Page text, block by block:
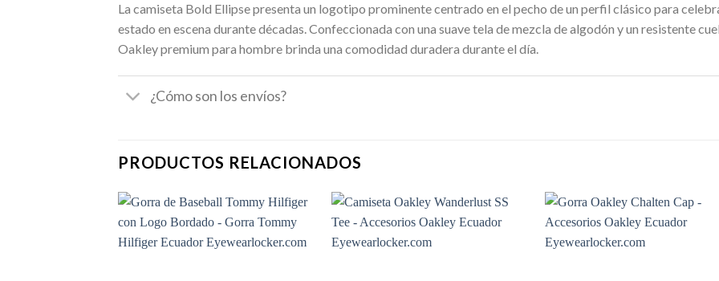
La camiseta Bold Ellipse presenta un logotipo prominente centrado en el pecho de un perfil clásico para
estado en escena durante décadas. Confeccionada con una suave tela de mezcla de algodón y un resistente
Oakley premium para hombre brinda una comodidad duradera durante el día.
¿Cómo son los envíos?
PRODUCTOS RELACIONADOS